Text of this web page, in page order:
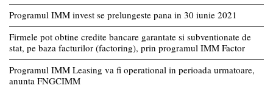
Programul IMM invest se prelungeste pana in 30 iunie 2021
Firmele pot obtine credite bancare garantate si subventionate de
stat, pe baza facturilor (factoring), prin programul IMM Factor
Programul IMM Leasing va fi operational in perioada urmatoare,
anunta FNGCIMM